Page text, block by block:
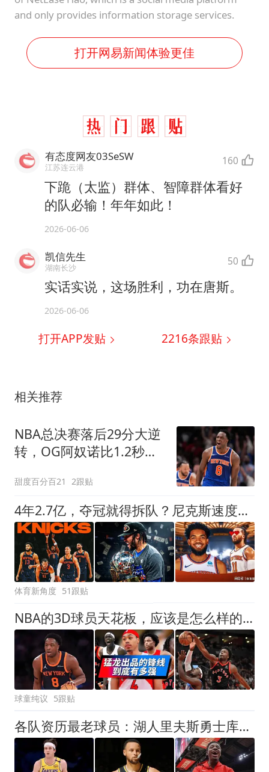
and only provides information storage services.
打开网易新闻体验更佳
有态度网友03SeSW
江苏连云港 160
下跪（太监）群体、智障群体看好
的队必输！年年如此！
2026-06-06
凯信先生
湖南长沙 50
实话实说，这场胜利，功在唐斯。
2026-06-06
打开APP发贴 2216条跟贴
相关推荐
NBA总决赛落后29分大逆
转，OG阿奴诺比1.2秒绝
甜度百分百21 2跟贴
4年2.7亿，夺冠就得拆队？尼克斯速度交易
体育新角度 51跟贴
NBA的3D球员天花板，应该是怎么样的？
球童纯议 5跟贴
各队资历最老球员：湖人里夫斯勇士库里，火箭尼克斯皆有黑马上榜